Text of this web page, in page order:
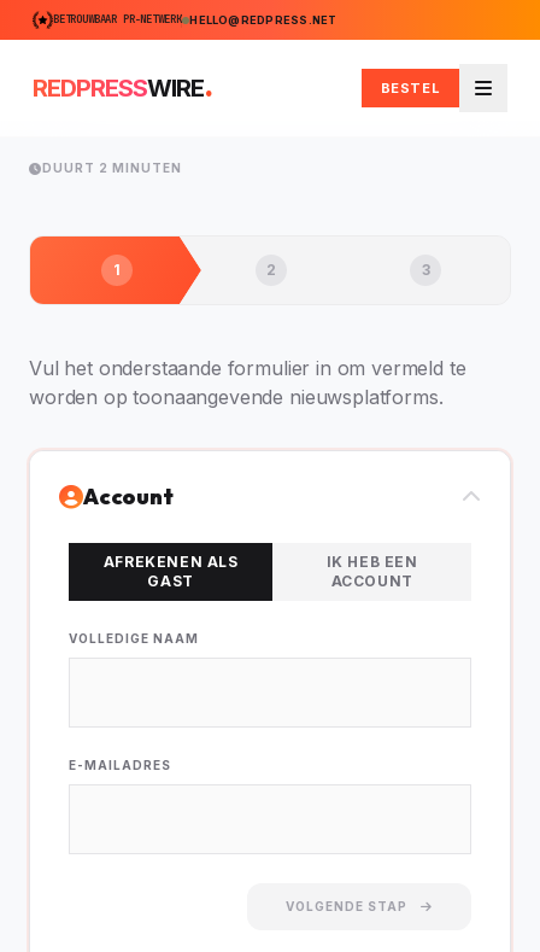
BETROUWBAAR PR-NETWERK HELLO@REDPRESS.NET
REDPRESSWIRE. BESTEL
Menu
DUURT 2 MINUTEN
1 2 3
Vul het onderstaande formulier in om vermeld te
worden op toonaangevende nieuwsplatforms.
Account
AFREKENEN ALS
GAST
IK HEB EEN
ACCOUNT
VOLLEDIGE NAAM
E-MAILADRES
VOLGENDE STAP